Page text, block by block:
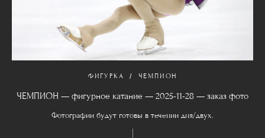
ФИГУРКА ЧЕМПИОН
ЧЕМПИОН — фигурное катание — 2025-11-28 — заказ фото
Фотографии будут готовы в течении дня/двух.